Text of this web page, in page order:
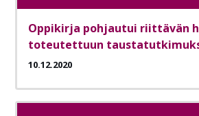
Oppikirja pohjautui riittävän
toteutettuun
10.12.2020